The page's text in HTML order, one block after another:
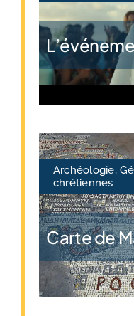
Archéologie,
chrétiennes
Carte de